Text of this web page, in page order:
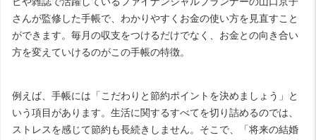
さんが監修した手帳で、わかりやすくお金の使い方を見直すこと
ができます。毎月の収支をつけるだけでなく、お金との向き合い
方を変えていけるのがこの手帳の特徴。
例えば、手帳には「こだわりと節約ポイントを決めましょう」と
いう項目があります。生活に関するすべてを切り詰めるのでは、
ストレスを感じて節約も長続きしません。そこで、「将来の結婚